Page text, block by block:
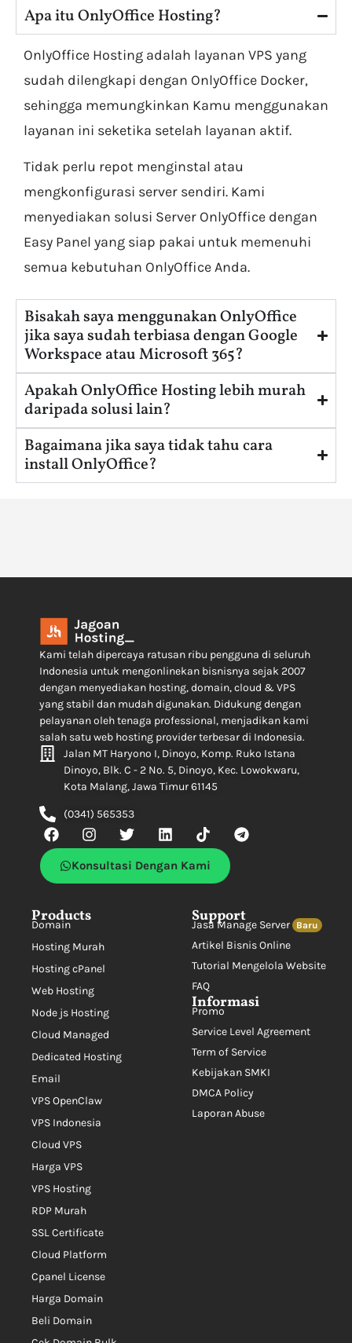
Apa itu OnlyOffice Hosting?
OnlyOffice Hosting adalah layanan VPS yang
sudah dilengkapi dengan OnlyOffice Docker,
sehingga memungkinkan Kamu menggunakan
layanan ini seketika setelah layanan aktif.
Tidak perlu repot menginstal atau
mengkonfigurasi server sendiri. Kami
menyediakan solusi Server OnlyOffice dengan
Easy Panel yang siap pakai untuk memenuhi
semua kebutuhan OnlyOffice Anda.
Bisakah saya menggunakan OnlyOffice
jika saya sudah terbiasa dengan Google
Workspace atau Microsoft 365?
Apakah OnlyOffice Hosting lebih murah
daripada solusi lain?
Bagaimana jika saya tidak tahu cara
install OnlyOffice?
Products
Domain
Hosting Murah
Hosting cPanel
Web Hosting
Node js Hosting
Cloud Managed
Dedicated Hosting
Email
VPS OpenClaw
VPS Indonesia
Cloud VPS
Harga VPS
VPS Hosting
RDP Murah
SSL Certificate
Cloud Platform
Cpanel License
Harga Domain
Beli Domain
Support
Jasa Manage Server Baru
Artikel Bisnis Online
Tutorial Mengelola Website
FAQ
Informasi
Promo
Service Level Agreement
Term of Service
Kebijakan SMKI
DMCA Policy
Laporan Abuse
Kami telah dipercaya ratusan ribu pengguna di seluruh
Indonesia untuk mengonlinekan bisnisnya sejak 2007
dengan menyediakan hosting, domain, cloud & VPS
yang stabil dan mudah digunakan. Didukung dengan
pelayanan oleh tenaga professional, menjadikan kami
salah satu web hosting provider terbesar di Indonesia.
Jalan MT Haryono I, Dinoyo, Komp. Ruko Istana
Dinoyo, Blk. C - 2 No. 5, Dinoyo, Kec. Lowokwaru,
Kota Malang, Jawa Timur 61145
(0341) 565353
Konsultasi Dengan Kami